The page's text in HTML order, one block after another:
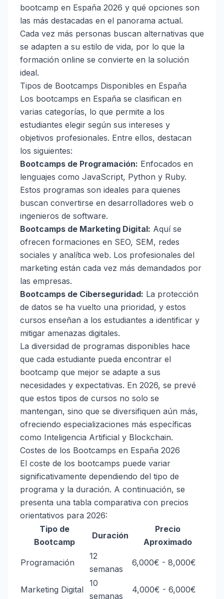
bootcamp en España 2026 y qué opciones son
las más destacadas en el panorama actual.
Cada vez más personas buscan alternativas que
se adapten a su estilo de vida, por lo que la
formación online se convierte en la solución
ideal.
Tipos de Bootcamps Disponibles en España
Los bootcamps en España se clasifican en
varias categorías, lo que permite a los
estudiantes elegir según sus intereses y
objetivos profesionales. Entre ellos, destacan
los siguientes:
Bootcamps de Programación: Enfocados en
lenguajes como JavaScript, Python y Ruby.
Estos programas son ideales para quienes
buscan convertirse en desarrolladores web o
ingenieros de software.
Bootcamps de Marketing Digital: Aquí se
ofrecen formaciones en SEO, SEM, redes
sociales y analítica web. Los profesionales del
marketing están cada vez más demandados por
las empresas.
Bootcamps de Ciberseguridad: La protección
de datos se ha vuelto una prioridad, y estos
cursos enseñan a los estudiantes a identificar y
mitigar amenazas digitales.
La diversidad de programas disponibles hace
que cada estudiante pueda encontrar el
bootcamp que mejor se adapte a sus
necesidades y expectativas. En 2026, se prevé
que estos tipos de cursos no solo se
mantengan, sino que se diversifiquen aún más,
ofreciendo especializaciones más específicas
como Inteligencia Artificial y Blockchain.
Costes de los Bootcamps en España 2026
El coste de los bootcamps puede variar
significativamente dependiendo del tipo de
programa y la duración. A continuación, se
presenta una tabla comparativa con precios
orientativos para 2026:
Tipo de
Bootcamp
Duración
Precio
Aproximado
Programación
12
semanas
6,000€ - 8,000€
Marketing Digital
10
semanas
4,000€ - 6,000€